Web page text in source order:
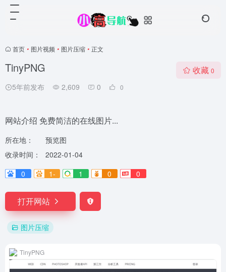
首页 • 图片视频 • 图片压缩 • 正文
TinyPNG
5年前发布 2,609 0 0
收藏 0
网站介绍 免费简洁的在线图片...
所在地：
预览图
收录时间：
2022-01-04
0
1- 1 0 0
打开网站
图片压缩
TinyPNG